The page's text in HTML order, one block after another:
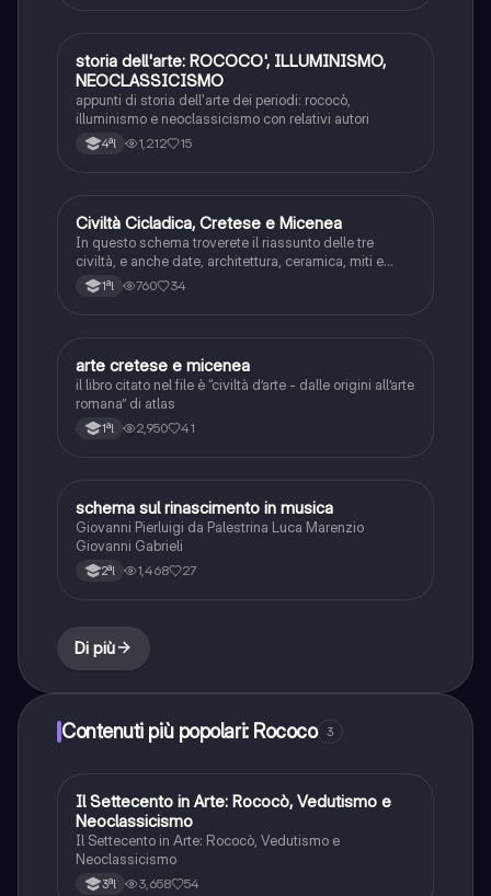
Storia dell'arte
storia dell'arte: ROCOCO', ILLUMINISMO,
NEOCLASSICISMO
appunti di storia dell'arte dei periodi: rococò,
illuminismo e neoclassicismo con relativi autori
4ªl 1,212 15
Storia dell'arte
Civiltà Cicladica, Cretese e Micenea
In questo schema troverete il riassunto delle tre
civiltà, e anche date, architettura, ceramica, miti e
produzione artistica
1ªl 760 34
Storia dell'arte
arte cretese e micenea
il libro citato nel file è “civiltà d’arte - dalle origini all’arte
romana” di atlas
1ªl 2,950 41
Musica
schema sul rinascimento in musica
Giovanni Pierluigi da Palestrina Luca Marenzio
Giovanni Gabrieli
2ªl 1,468 27
Di più
Contenuti più popolari: Rococo 3
Storia dell'arte
Il Settecento in Arte: Rococò, Vedutismo e
Neoclassicismo
Il Settecento in Arte: Rococò, Vedutismo e
Neoclassicismo
3ªl 3,658 54